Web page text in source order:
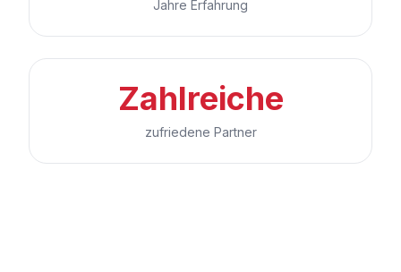
Jahre Erfahrung
Zahlreiche
zufriedene Partner